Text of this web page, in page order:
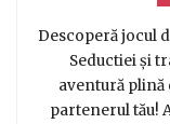
Descoperă jocul
Seductiei și
aventură plină
partenerul tău!